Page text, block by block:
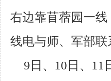
右边靠苜蓿园一
线电与师、军部
9 日、 10 日、 11